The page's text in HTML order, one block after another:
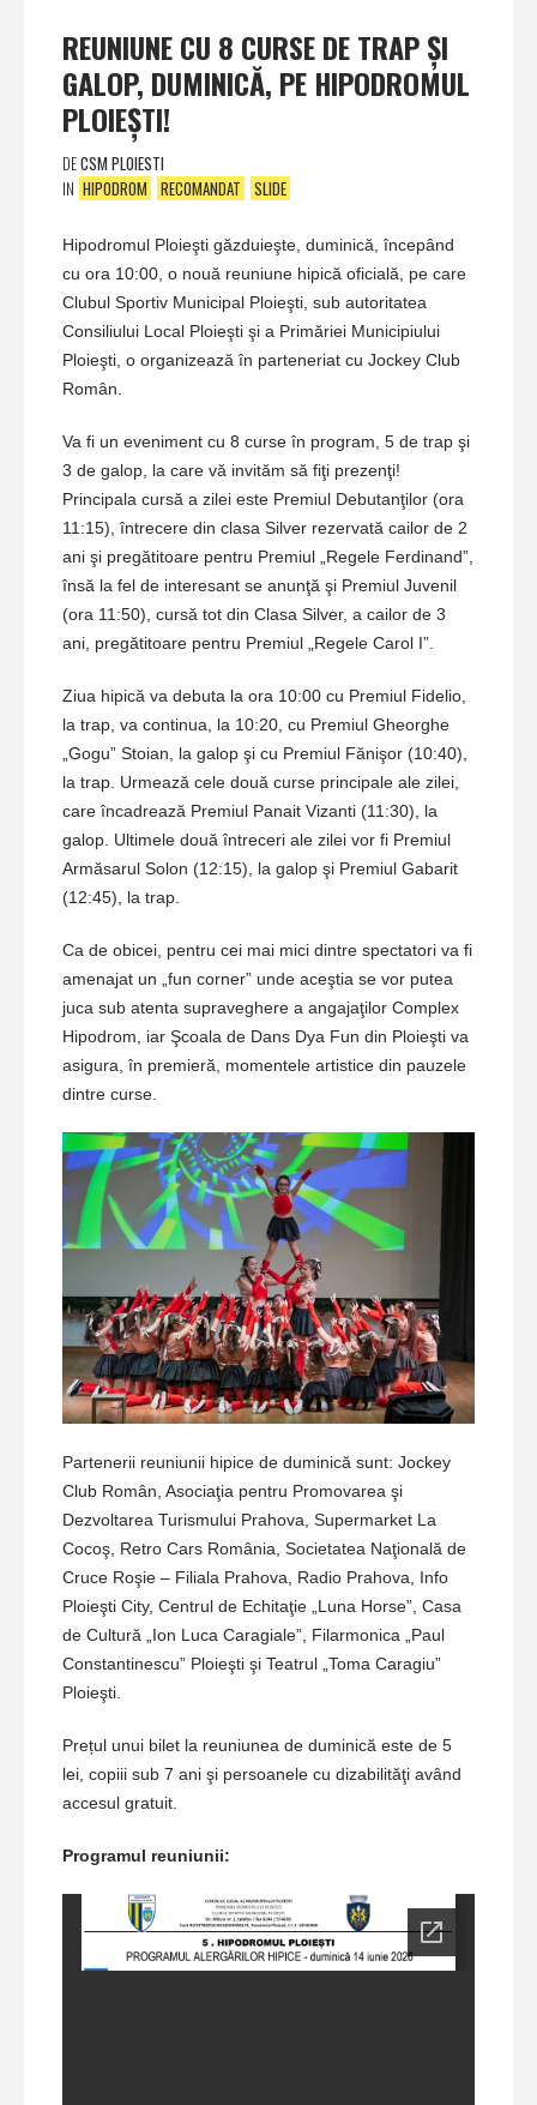
REUNIUNE CU 8 CURSE DE TRAP ŞI
GALOP, DUMINICĂ, PE HIPODROMUL
PLOIEŞTI!
DECSM PLOIESTI
IN HIPODROM RECOMANDAT SLIDE
Hipodromul Ploieşti găzduieşte, duminică, începând
cu ora 10:00, o nouă reuniune hipică oficială, pe care
Clubul Sportiv Municipal Ploieşti, sub autoritatea
Consiliului Local Ploieşti şi a Primăriei Municipiului
Ploieşti, o organizează în parteneriat cu Jockey Club
Român.
Va fi un eveniment cu 8 curse în program, 5 de trap şi
3 de galop, la care vă invităm să fiţi prezenţi!
Principala cursă a zilei este Premiul Debutanţilor (ora
11:15), întrecere din clasa Silver rezervată cailor de 2
ani şi pregătitoare pentru Premiul „Regele Ferdinand”,
însă la fel de interesant se anunţă şi Premiul Juvenil
(ora 11:50), cursă tot din Clasa Silver, a cailor de 3
ani, pregătitoare pentru Premiul „Regele Carol I”.
Ziua hipică va debuta la ora 10:00 cu Premiul Fidelio,
la trap, va continua, la 10:20, cu Premiul Gheorghe
„Gogu” Stoian, la galop şi cu Premiul Fănişor (10:40),
la trap. Urmează cele două curse principale ale zilei,
care încadrează Premiul Panait Vizanti (11:30), la
galop. Ultimele două întreceri ale zilei vor fi Premiul
Armăsarul Solon (12:15), la galop şi Premiul Gabarit
(12:45), la trap.
Ca de obicei, pentru cei mai mici dintre spectatori va fi
amenajat un „fun corner” unde aceştia se vor putea
juca sub atenta supraveghere a angajaţilor Complex
Hipodrom, iar Şcoala de Dans Dya Fun din Ploieşti va
asigura, în premieră, momentele artistice din pauzele
dintre curse.
Partenerii reuniunii hipice de duminică sunt: Jockey
Club Român, Asociaţia pentru Promovarea şi
Dezvoltarea Turismului Prahova, Supermarket La
Cocoş, Retro Cars România, Societatea Naţională de
Cruce Roşie – Filiala Prahova, Radio Prahova, Info
Ploieşti City, Centrul de Echitaţie „Luna Horse”, Casa
de Cultură „Ion Luca Caragiale”, Filarmonica „Paul
Constantinescu” Ploieşti şi Teatrul „Toma Caragiu”
Ploieşti.
Prețul unui bilet la reuniunea de duminică este de 5
lei, copiii sub 7 ani şi persoanele cu dizabilităţi având
accesul gratuit.
Programul reuniunii: